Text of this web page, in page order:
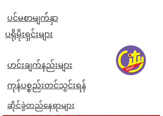
ပင်မစာမျက်နှာ
ဆိုင်ခွဲတည်နေရာများ
ကုန်ပစ္စည်းတင်သွင်းရန်
ဟင်းချက်နည်းများ
​ပရိုမိုးရှင်းများ